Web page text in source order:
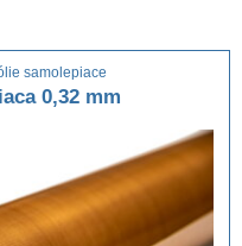
samolepiace
0,32 mm